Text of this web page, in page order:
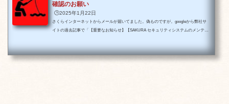
確認のお願い
🕒️2025年1月22日
さくらインターネットからメールが届いてました。偽ものですが。googleから弊社サ
イトの過去記事で「【重要なお知らせ】【SAKURA セキュリティシステムのメンテナ
バーなどのサービスを提供している企業です。業界では老舗で有名です。では、本題